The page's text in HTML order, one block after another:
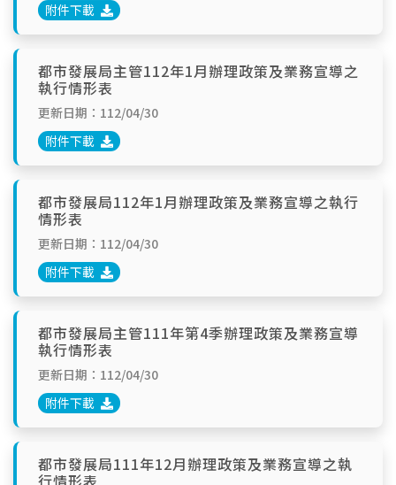
附件下載
都市發展局主管112年1月辦理政策及業務宣導之
執行情形表
更新日期：112/04/30
附件下載
都市發展局112年1月辦理政策及業務宣導之執行
情形表
更新日期：112/04/30
附件下載
都市發展局主管111年第4季辦理政策及業務宣導
執行情形表
更新日期：112/04/30
附件下載
都市發展局111年12月辦理政策及業務宣導之執
行情形表